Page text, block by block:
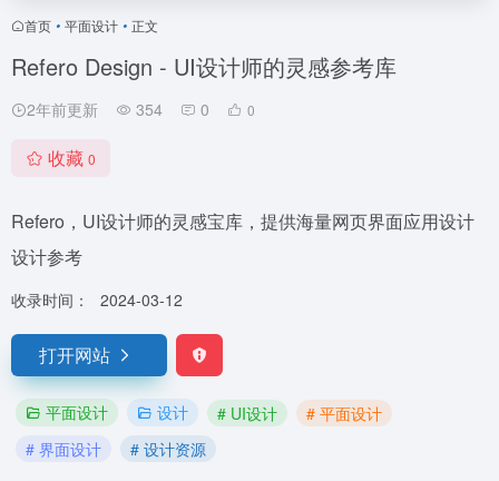
首页 • 平面设计 • 正文
Refero Design - UI设计师的灵感参考库
2年前更新 354 0 0
收藏 0
Refero，UI设计师的灵感宝库，提供海量网页界面应用设计
设计参考
收录时间： 2024-03-12
打开网站
平面设计 设计 # UI设计
# 平面设计
# 界面设计
# 设计资源